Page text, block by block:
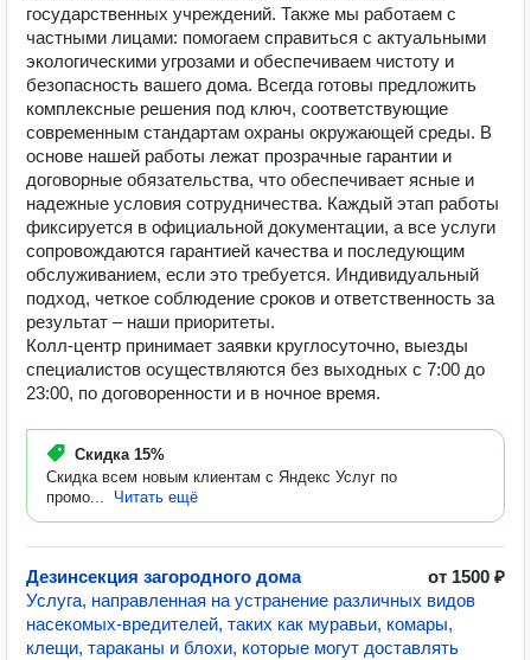
государственных учреждений. Также мы работаем с
частными лицами: помогаем справиться с актуальными
экологическими угрозами и обеспечиваем чистоту и
безопасность вашего дома. Всегда готовы предложить
комплексные решения под ключ, соответствующие
современным стандартам охраны окружающей среды. В
основе нашей работы лежат прозрачные гарантии и
договорные обязательства, что обеспечивает ясные и
надежные условия сотрудничества. Каждый этап работы
фиксируется в официальной документации, а все услуги
сопровождаются гарантией качества и последующим
обслуживанием, если это требуется. Индивидуальный
подход, четкое соблюдение сроков и ответственность за
результат – наши приоритеты.
Колл-центр принимает заявки круглосуточно, выезды
специалистов осуществляются без выходных с 7:00 до
23:00, по договоренности и в ночное время.
Скидка 15%
Скидка всем новым клиентам с Яндекс Услуг по
промо...
Читать ещё
Дезинсекция загородного дома
от 1500 ₽
Услуга, направленная на устранение различных видов
насекомых-вредителей, таких как муравьи, комары,
клещи, тараканы и блохи, которые могут доставлять